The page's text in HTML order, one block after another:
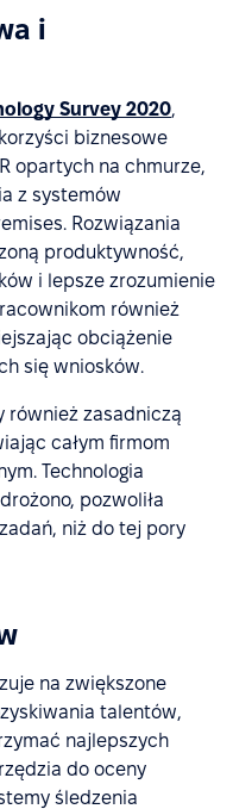
i
Survey 2020,
biznesowe
opartych na chmurze,
z systemów
Rozwiązania
produktywność,
i lepsze zrozumienie
również
obciążenie
się wniosków.
również zasadniczą
całym firmom
Technologia
pozwoliła
niż do tej pory
na zwiększone
talentów,
najlepszych
do oceny
śledzenia